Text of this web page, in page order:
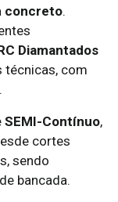
concreto.
Diamantados
técnicas, com
SEMI-Contínuo,
cortes
sendo
bancada.